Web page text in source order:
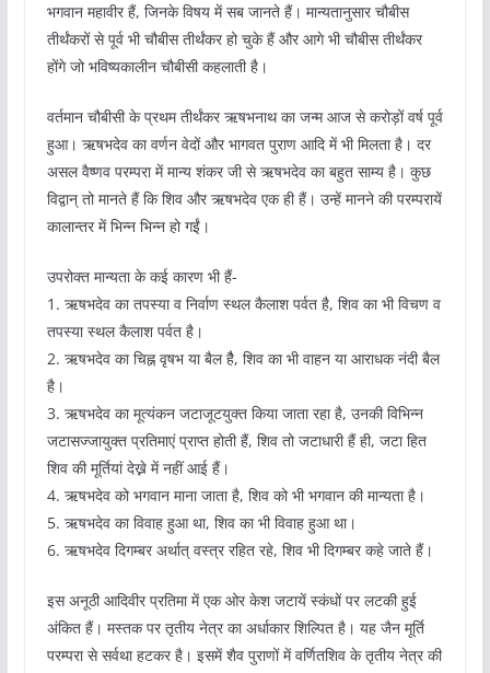
भगवान महावीर हैं, जिनके विषय में सब जानते हैं। मान्यतानुसार चौबीस
तीर्थंकरों से पूर्व भी चौबीस तीर्थंकर हो चुके हैं और आगे भी चौबीस तीर्थंकर
होंगे जो भविष्यकालीन चौबीसी कहलाती है।
वर्तमान चौबीसी के प्रथम तीर्थंकर ऋषभनाथ का जन्म आज से करोड़ों वर्ष पूर्व
हुआ। ऋषभदेव का वर्णन वेदों और भागवत पुराण आदि में भी मिलता है। दर
असल वैष्णव परम्परा में मान्य शंकर जी से ऋषभदेव का बहुत साम्य है। कुछ
विद्वान् तो मानते हैं कि शिव और ऋषभदेव एक ही हैं। उन्हें मानने की परम्परायें
कालान्तर में भिन्न भिन्न हो गईं।
उपरोक्त मान्यता के कई कारण भी हैं-
1. ऋषभदेव का तपस्या व निर्वाण स्थल कैलाश पर्वत है, शिव का भी विचण व
तपस्या स्थल कैलाश पर्वत है।
2. ऋषभदेव का चिह्न वृषभ या बैल हैै, शिव का भी वाहन या आराधक नंदी बैल
है।
3. ऋषभदेव का मूत्यंकन जटाजूटयुक्त किया जाता रहा है, उनकी विभिन्न
जटासज्जायुक्त प्रतिमाएं प्राप्त होती हैं, शिव तो जटाधारी हैं ही, जटा हित
शिव की मूर्तियां देख्ने में नहीं आई हैं।
4. ऋषभदेव को भगवान माना जाता है, शिव को भी भगवान की मान्यता है।
5. ऋषभदेव का विवाह हुआ था, शिव का भी विवाह हुआ था।
6. ऋषभदेव दिगम्बर अर्थात् वस्त्र रहित रहे, शिव भी दिगम्बर कहे जाते हैं।
इस अनूठी आदिवीर प्रतिमा में एक ओर केश जटायें स्कंधों पर लटकी हुई
अंकित हैं। मस्तक पर तृतीय नेत्र का अर्धाकार शिल्पित है। यह जैन मूर्ति
परम्परा से सर्वथा हटकर है। इसमें शैव पुराणों में वर्णितशिव के तृतीय नेत्र की